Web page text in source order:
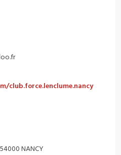
club.force.lenclume.nancy
NANCY